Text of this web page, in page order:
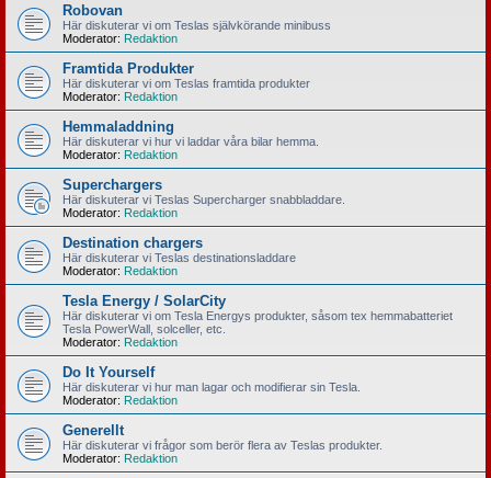
Robovan
Här diskuterar vi om Teslas självkörande minibuss
Moderator: Redaktion
Framtida Produkter
Här diskuterar vi om Teslas framtida produkter
Moderator: Redaktion
Hemmaladdning
Här diskuterar vi hur vi laddar våra bilar hemma.
Moderator: Redaktion
Superchargers
Här diskuterar vi Teslas Supercharger snabbladdare.
Moderator: Redaktion
Destination chargers
Här diskuterar vi Teslas destinationsladdare
Moderator: Redaktion
Tesla Energy / SolarCity
Här diskuterar vi om Tesla Energys produkter, såsom tex hemmabatteriet
Tesla PowerWall, solceller, etc.
Moderator: Redaktion
Do It Yourself
Här diskuterar vi hur man lagar och modifierar sin Tesla.
Moderator: Redaktion
Generellt
Här diskuterar vi frågor som berör flera av Teslas produkter.
Moderator: Redaktion